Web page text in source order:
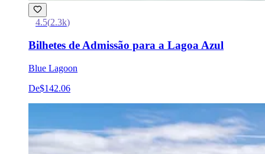
4.5(2.3k)
Bilhetes de Admissão para a Lagoa Azul
Blue Lagoon
De$142.06